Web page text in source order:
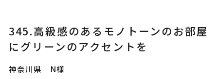
345.高級感のあるモノトーンのお部屋
にグリーンのアクセントを
神奈川県 N様